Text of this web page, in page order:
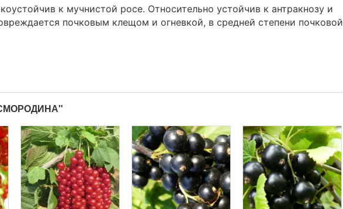
к мучнистой росе. Относительно устойчив к антракнозу и
почковым клещом и огневкой, в средней степени почковой